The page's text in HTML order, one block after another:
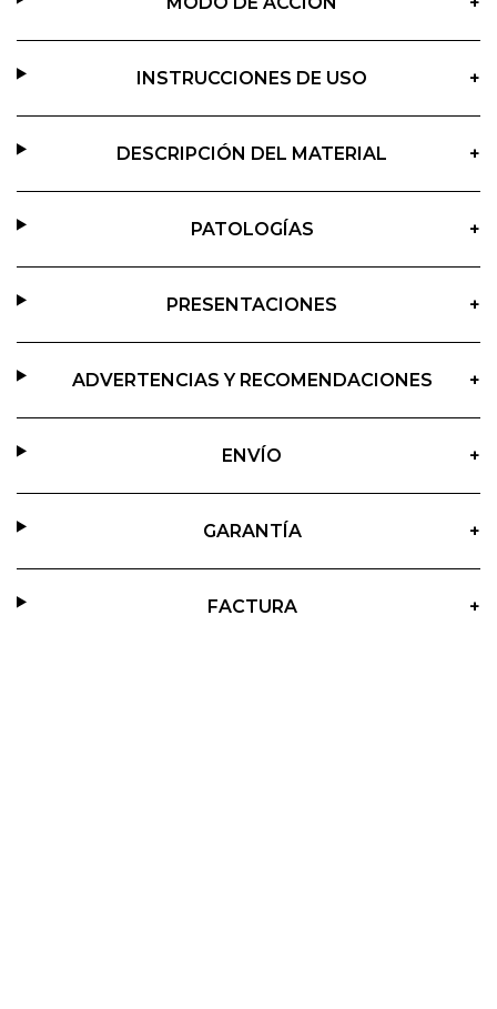
INSTRUCCIONES DE USO +
DESCRIPCIÓN DEL MATERIAL +
PATOLOGÍAS +
PRESENTACIONES +
ADVERTENCIAS Y RECOMENDACIONES +
ENVÍO +
GARANTÍA +
FACTURA +